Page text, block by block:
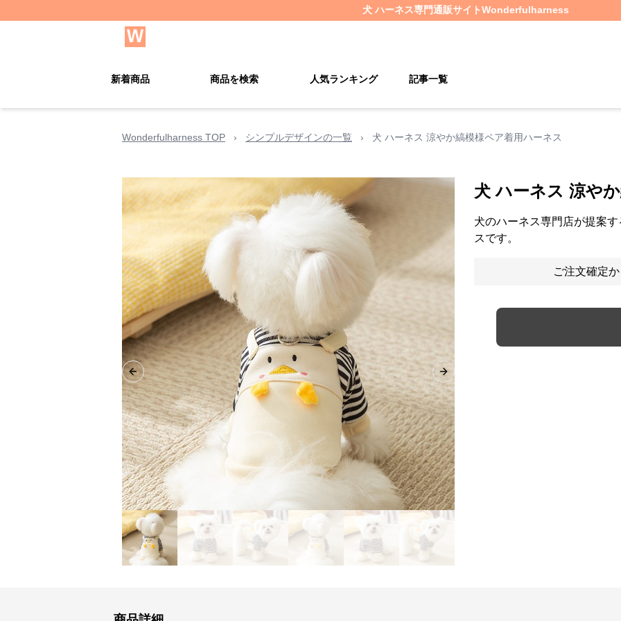
犬 ハーネス専門通販サイトWonderfulharness
新着商品 商品を検索 人気ランキング 記事一覧
Wonderfulharness TOP › シンプルデザインの一覧 › 犬 ハーネス 涼やか縞模様ペア着用ハーネス
Previous slide Next slide
犬 ハーネス 涼や
犬のハーネス専門店が提案
スです。
ご注文確定